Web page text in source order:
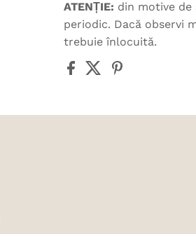
ATENȚIE: din motive de
periodic. Dacă observi
trebuie înlocuită.